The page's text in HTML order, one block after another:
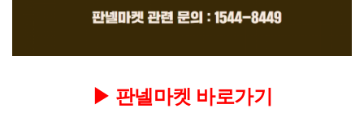
▶ 판넬마켓 바로가기